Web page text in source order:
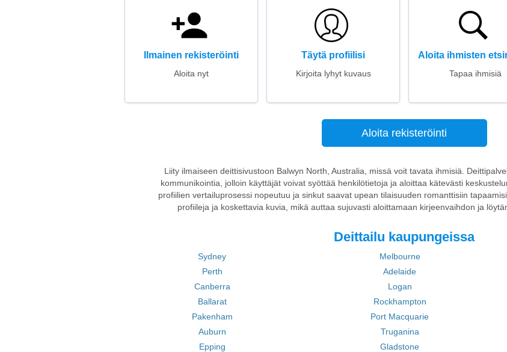
Ilmainen rekisteröinti
Aloita nyt
Täytä profiilisi
Kirjoita lyhyt kuvaus
Aloita ihmisten
Tapaa ihmisiä
Aloita rekisteröinti
Liity ilmaiseen deittisivustoon Balwyn North, Australia, missä voit tavata ihmisiä.
kommunikointia, jolloin käyttäjät voivat syöttää henkilötietoja ja aloittaa kätevästi
profiilien vertailuprosessi nopeutuu ja sinkut saavat upean tilaisuuden romanttisiin
profiileja ja koskettavia kuvia, mikä auttaa sujuvasti aloittamaan kirjeenvaihdon ja
Deittailu kaupungeissa
Sydney Melbourne
Perth
Adelaide
Canberra
Logan
Ballarat
Rockhampton
Pakenham
Port Macquarie
Auburn
Truganina
Epping
Gladstone